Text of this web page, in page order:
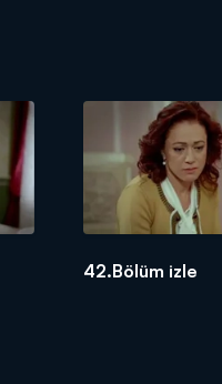
42.Bölüm izle